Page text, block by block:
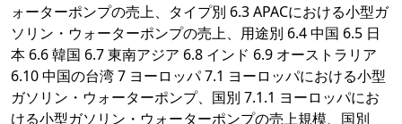
ォーターポンプの売上、タイプ別 6.3 APACにおける小型ガ
ソリン・ウォーターポンプの売上、用途別 6.4 中国 6.5 日
本 6.6 韓国 6.7 東南アジア 6.8 インド 6.9 オーストラリア
6.10 中国の台湾 7 ヨーロッパ 7.1 ヨーロッパにおける小型
ガソリン・ウォーターポンプ、国別 7.1.1 ヨーロッパにお
ける小型ガソリン・ウォーターポンプの売上規模、国別